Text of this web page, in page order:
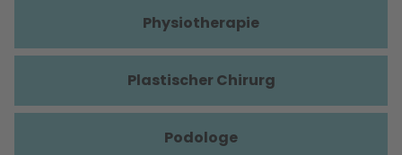
Physiotherapie
Plastischer Chirurg
Podologe